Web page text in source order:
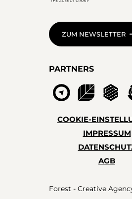
ZUM NEWSLETTER
PARTNERS
COOKIE-
IMPRESSUM
AGB
Forest - Creative